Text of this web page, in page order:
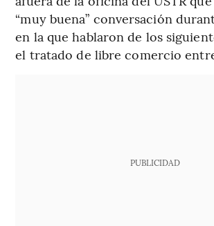
“muy buena” conversación
en la que hablaron de los
el tratado de libre comercio
PUBLICIDAD